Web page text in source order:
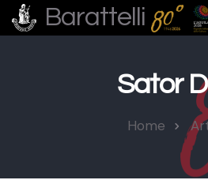
Barattelli
Sator
Home